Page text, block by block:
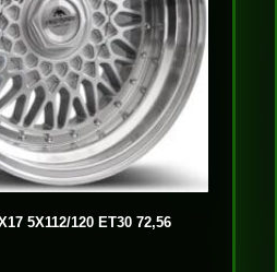
5X112/120 ET30 72,56